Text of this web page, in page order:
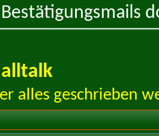
alles geschrieben